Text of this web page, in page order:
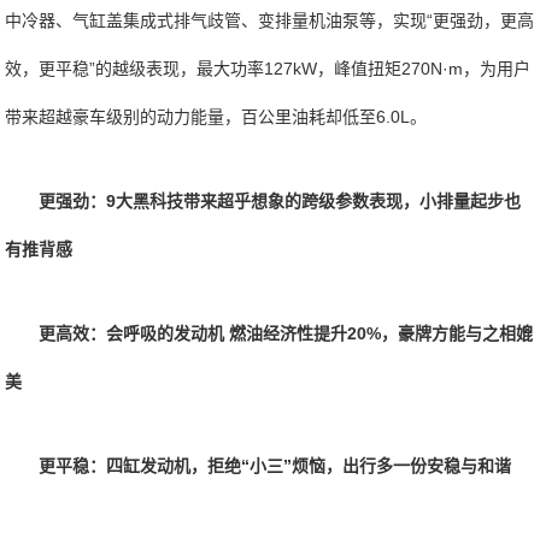
中冷器、气缸盖集成式排气歧管、变排量机油泵等，实现“更强劲，更高
效，更平稳”的越级表现，最大功率127kW，峰值扭矩270N·m，为用户
带来超越豪车级别的动力能量，百公里油耗却低至6.0L。
更强劲：9大黑科技带来超乎想象的跨级参数表现，小排量起步也
有推背感
更高效：会呼吸的发动机 燃油经济性提升20%，豪牌方能与之相媲
美
更平稳：四缸发动机，拒绝“小三”烦恼，出行多一份安稳与和谐